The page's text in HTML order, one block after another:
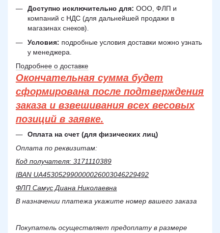
Доступно исключительно для: ООО, ФЛП и
компаний с НДС (для дальнейшей продажи в
магазинах снеков).
Условия: подробные условия доставки можно узнать
у менеджера.
Подробнее о доставке
Окончательная сумма будет
сформирована после подтверждения
заказа и взвешивания всех весовых
позиций в заявке.
Оплата на счет (для физических лиц)
Оплата по реквизитам:
Код получателя: 3171110389
IBAN UA453052990000026003046229492
ФЛП Самус Диана Николаевна
В назначении платежа укажите номер вашего заказа
Покупатель осуществляет предоплату в размере